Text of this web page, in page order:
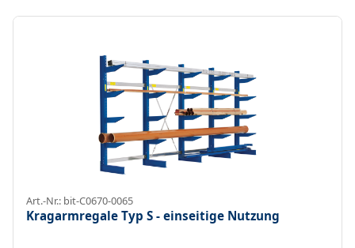
Art.-Nr.: bit-C0670-0065
Kragarmregale Typ S - einseitige Nutzung